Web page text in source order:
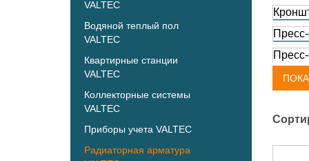
VALTEC
Водяной теплый пол
VALTEC
Квартирные станции
VALTEC
Коллекторные системы
VALTEC
Приборы учета VALTEC
Радиаторная арматура